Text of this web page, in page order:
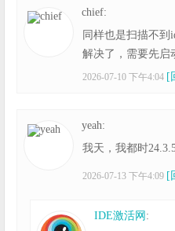
chief:
同样也是扫描不到
解决了，需要先启
2026-07-10 下午4:04 [
yeah:
我天，我都时
2026-07-13 下午4:09 [
IDE激活网 :